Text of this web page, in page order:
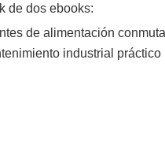
de dos ebooks:
de alimentación
industrial práctico